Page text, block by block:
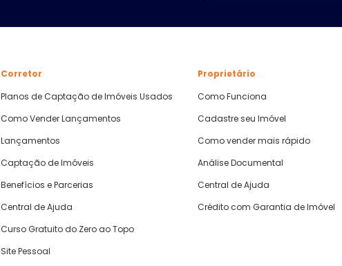
Corretor
Planos de Captação de Imóveis Usados
Como Vender Lançamentos
Lançamentos
Captação de Imóveis
Benefícios e Parcerias
Central de Ajuda
Curso Gratuito do Zero ao Topo
Site Pessoal
Proprietário
Como Funciona
Cadastre seu Imóvel
Como vender mais rápido
Análise Documental
Central de Ajuda
Crédito com Garantia de Imóvel